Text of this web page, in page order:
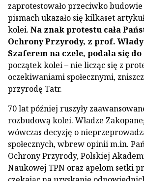
zaprotestowało przeciwko
pismach ukazało się kilkaset
kolei. Na znak protestu cała
Ochrony Przyrody, z prof.
Szaferem na czele, podała się
początek kolei – nie licząc się z
oczekiwaniami społecznymi,
przyrodę Tatr.
70 lat później ruszyły
rozbudową kolei. Władze
wówczas decyzję o
społecznych, wbrew opinii m.in.
Ochrony Przyrody, Polskiej
Naukowej TPN oraz apelom setki